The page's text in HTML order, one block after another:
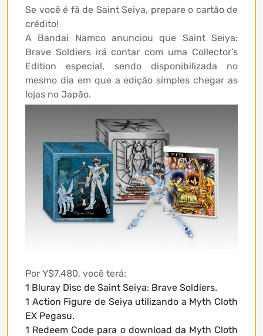
Se você é fã de Saint Seiya, prepare o cartão de
crédito!
A Bandai Namco anunciou que Saint Seiya:
Brave Soldiers irá contar com uma Collector’s
Edition especial, sendo disponibilizada no
mesmo dia em que a edição simples chegar as
lojas no Japão.
Por Y$7.480, você terá:
1 Bluray Disc de Saint Seiya: Brave Soldiers.
1 Action Figure de Seiya utilizando a Myth Cloth
EX Pegasu.
1 Redeem Code para o download da Myth Cloth